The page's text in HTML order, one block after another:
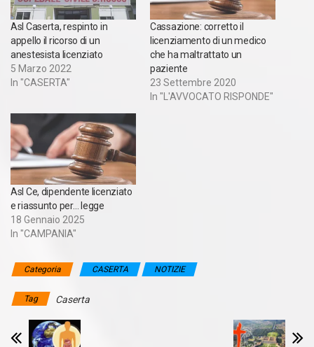
Asl Caserta, respinto in
appello il ricorso di un
anestesista licenziato
5 Marzo 2022
In "CASERTA"
Cassazione: corretto il
licenziamento di un medico
che ha maltrattato un
paziente
23 Settembre 2020
In "L'AVVOCATO RISPONDE"
Asl Ce, dipendente licenziato
e riassunto per… legge
18 Gennaio 2025
In "CAMPANIA"
Categoria CASERTA NOTIZIE
Tag Caserta